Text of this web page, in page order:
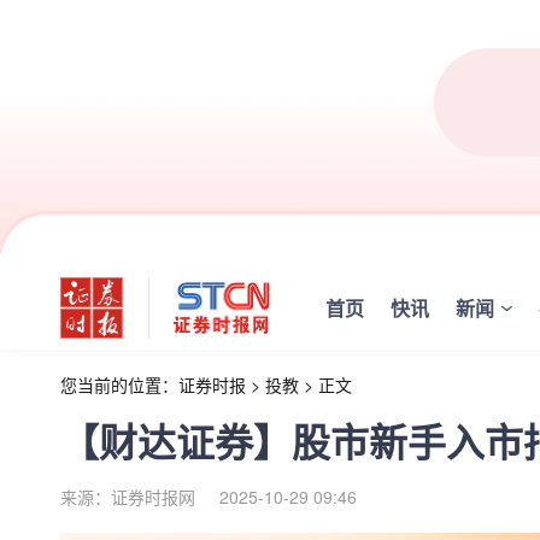
首页 快讯 新闻
您当前的位置： 证券时报 > 投教 > 正文
【财达证券】股市新手入
来源：证券时报网 2025-10-29 09:46